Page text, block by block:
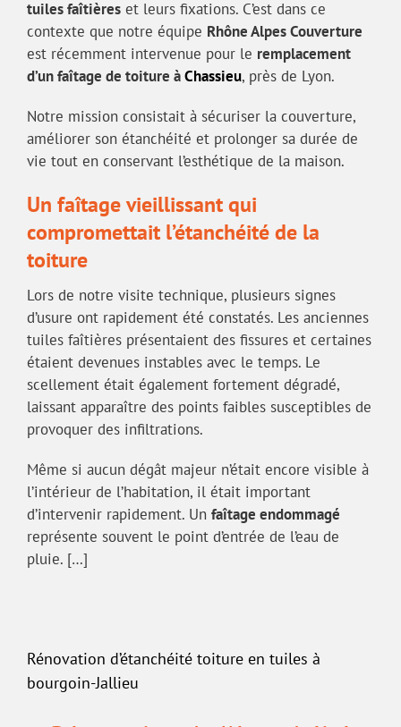
tuiles faîtières et leurs fixations. C’est dans ce
contexte que notre équipe Rhône Alpes Couverture
est récemment intervenue pour le remplacement
d’un faîtage de toiture àChassieu, près de Lyon.
Notre mission consistait à sécuriser la couverture,
améliorer son étanchéité et prolonger sa durée de
vie tout en conservant l’esthétique de la maison.
Un faîtage vieillissant qui
compromettait l’étanchéité de la
toiture
Lors de notre visite technique, plusieurs signes
d’usure ont rapidement été constatés. Les anciennes
tuiles faîtières présentaient des fissures et certaines
étaient devenues instables avec le temps. Le
scellement était également fortement dégradé,
laissant apparaître des points faibles susceptibles de
provoquer des infiltrations.
Même si aucun dégât majeur n’était encore visible à
l’intérieur de l’habitation, il était important
d’intervenir rapidement. Un faîtage endommagé
représente souvent le point d’entrée de l’eau de
pluie. […]
Rénovation d’étanchéité toiture en tuiles à
bourgoin-Jallieu